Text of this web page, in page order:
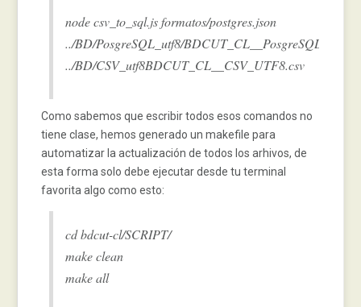
node csv_to_sql.js formatos/postgres.json
../BD/PosgreSQL_utf8/
../BD/CSV_utf8BDCUT_CL__CSV_UTF8.csv
Como sabemos que escribir todos esos comandos no
tiene clase, hemos generado un makefile para
automatizar la actualización de todos los arhivos, de
esta forma solo debe ejecutar desde tu terminal
favorita algo como esto:
cd bdcut-cl/SCRIPT/
make clean
make all